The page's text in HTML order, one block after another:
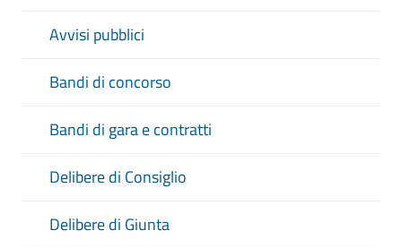
Avvisi pubblici
Bandi di concorso
Bandi di gara e contratti
Delibere di Consiglio
Delibere di Giunta